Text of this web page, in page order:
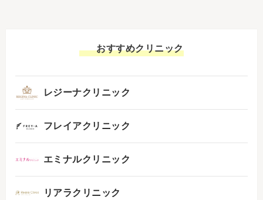
おすすめクリニック
レジーナクリニック
フレイアクリニック
エミナルクリニック
リアラクリニック